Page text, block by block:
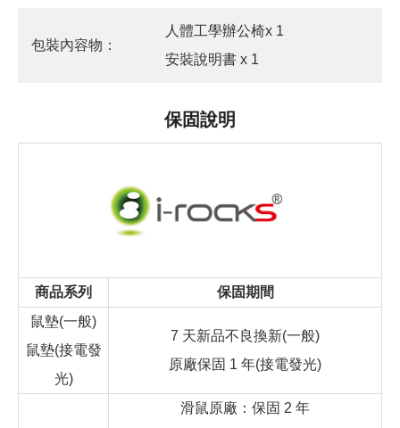
包裝內容物：
人體工學辦公椅x 1
安裝說明書 x 1
保固說明
商品系列
保固期間
鼠墊(一般)
鼠墊(接電發
光)
7 天新品不良換新(一般)
原廠保固 1 年(接電發光)
滑鼠原廠：保固 2 年